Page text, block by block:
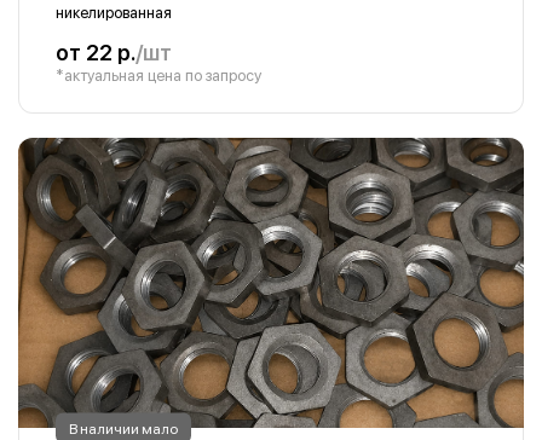
никелированная
от 22 р./шт
*актуальная цена по запросу
В наличии мало